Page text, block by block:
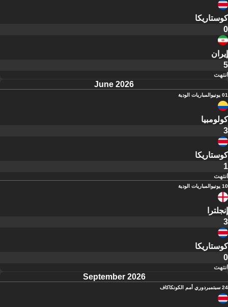
كوستاريكا
0
إيران
5
انتهت
June 2026
01 يونيو المباريات الودية
كولومبيا
3
كوستاريكا
1
انتهت
10 يونيو المباريات الودية
إنجلترا
3
كوستاريكا
0
انتهت
September 2026
24 سبتمبر دوري أمم الكونكاكاف